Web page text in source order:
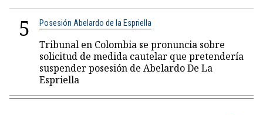
5 Posesión Abelardo de la Espriella
Tribunal en Colombia se pronuncia sobre
solicitud de medida cautelar que pretendería
suspender posesión de Abelardo De La
Espriella